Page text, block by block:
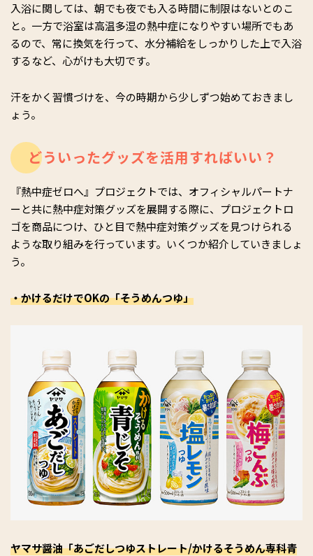
入浴に関しては、朝でも夜でも入る時間に制限はないとのこ
と。一方で浴室は高温多湿の熱中症になりやすい場所でもあ
るので、常に換気を行って、水分補給をしっかりした上で入浴
するなど、心がけも大切です。
汗をかく習慣づけを、今の時期から少しずつ始めておきまし
ょう。
どういったグッズを活用すればいい？
『熱中症ゼロへ』プロジェクトでは、オフィシャルパートナ
ーと共に熱中症対策グッズを展開する際に、プロジェクトロ
ゴを商品につけ、ひと目で熱中症対策グッズを見つけられる
ような取り組みを行っています。いくつか紹介していきましょ
う。
・かけるだけでOKの「そうめんつゆ」
ヤマサ醤油「あごだしつゆストレート/かけるそうめん専科青